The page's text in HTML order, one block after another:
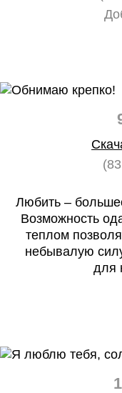
Любить –
Возможность
теплом
небывалую
для